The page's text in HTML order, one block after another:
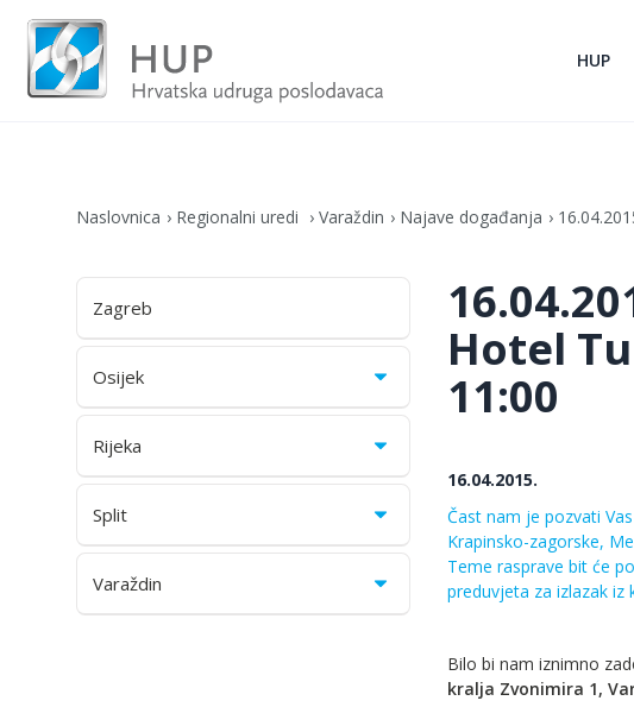
HUP
Naslovnica Regionalni uredi Varaždin Najave događanja
Zagreb
Osijek
Rijeka
Split
Varaždin
Hotel
11:00
16.04.2015.
Čast nam je pozvati
Krapinsko-zagorske,
Teme rasprave bit će
preduvjeta za izlazak iz
Bilo bi nam iznimno
kralja Zvonimira 1,